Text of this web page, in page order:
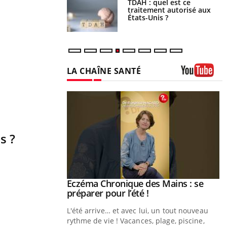
?
TDAH : quel est ce
traitement autorisé aux
États-Unis ?
LA CHAÎNE SANTÉ
Youtube
Eczéma Chronique des Mains : se
préparer pour l’été !Youtube
L'été arrive… et avec lui, un tout nouveau
rythme de vie ! Vacances, plage, piscine,